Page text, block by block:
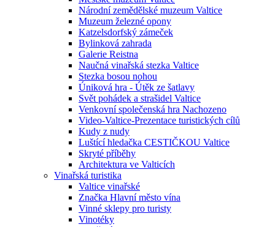
Národní zemědělské muzeum Valtice
Muzeum železné opony
Katzelsdorfský zámeček
Bylinková zahrada
Galerie Reistna
Naučná vinařská stezka Valtice
Stezka bosou nohou
Úniková hra - Útěk ze šatlavy
Svět pohádek a strašidel Valtice
Venkovní společenská hra Nachozeno
Video-Valtice-Prezentace turistických cílů
Kudy z nudy
Luštící hledačka CESTIČKOU Valtice
Skryté příběhy
Architektura ve Valticích
Vinařská turistika
Valtice vinařské
Značka Hlavní město vína
Vinné sklepy pro turisty
Vinotéky